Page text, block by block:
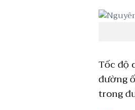
Tốc độ
đường
trong